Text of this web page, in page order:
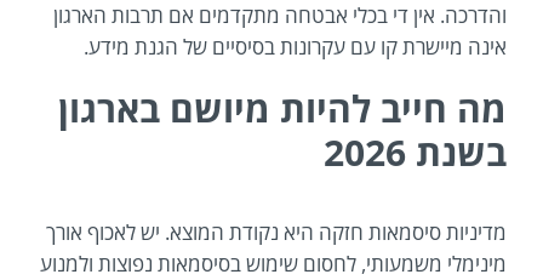
והדרכה. אין די בכלי אבטחה מתקדמים אם תרבות הארגון
אינה מיישרת קו עם עקרונות בסיסיים של הגנת מידע.
מה חייב להיות מיושם בארגון
בשנת 2026
מדיניות סיסמאות חזקה היא נקודת המוצא. יש לאכוף אורך
מינימלי משמעותי, לחסום שימוש בסיסמאות נפוצות ולמנוע